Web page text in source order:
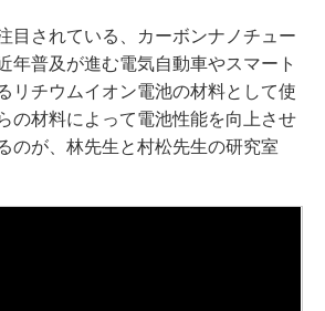
目されている、カーボンナノチュー
年普及が進む電気自動車やスマート
リチウムイオン電池の材料として使
の材料によって電池性能を向上させ
のが、林先生と村松先生の研究室